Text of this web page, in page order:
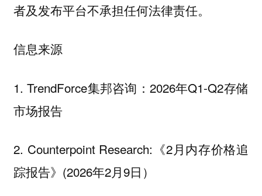
者及发布平台不承担任何法律责任。
信息来源
1. TrendForce集邦咨询：2026年Q1-Q2存储
市场报告
2. Counterpoint Research:《2月内存价格追
踪报告》(2026年2月9日）